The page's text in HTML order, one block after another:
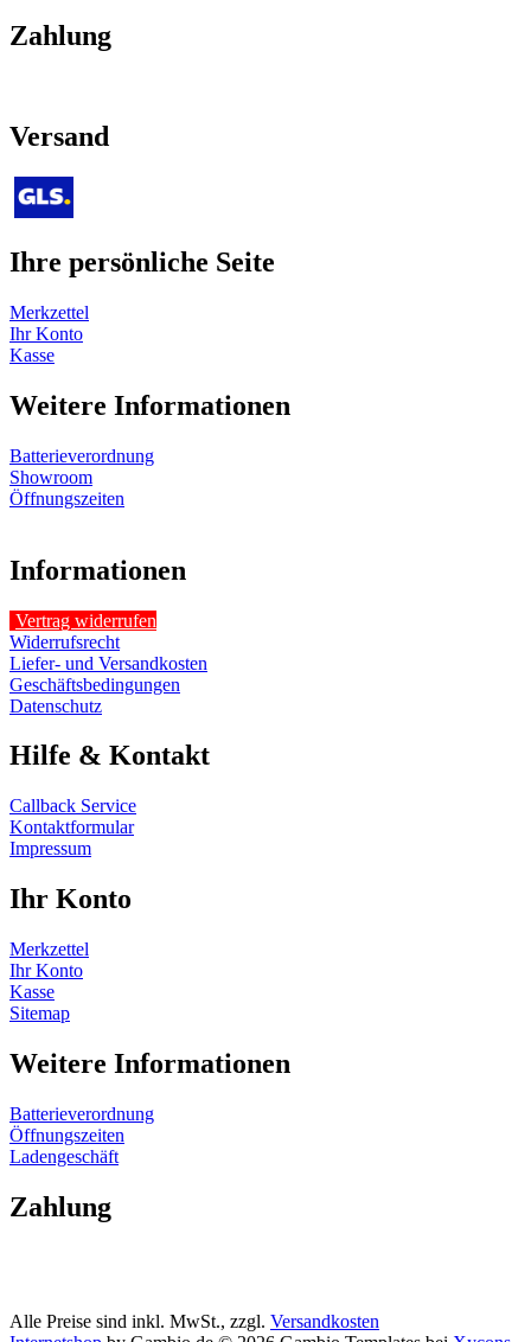
Zahlung
Versand
Ihre persönliche Seite
Merkzettel
Ihr Konto
Kasse
Weitere Informationen
Batterieverordnung
Showroom
Öffnungszeiten
Informationen
Vertrag widerrufen
Widerrufsrecht
Liefer- und Versandkosten
Geschäftsbedingungen
Datenschutz
Hilfe & Kontakt
Callback Service
Kontaktformular
Impressum
Ihr Konto
Merkzettel
Ihr Konto
Kasse
Sitemap
Weitere Informationen
Batterieverordnung
Öffnungszeiten
Ladengeschäft
Zahlung
Alle Preise sind inkl. MwSt., zzgl. Versandkosten